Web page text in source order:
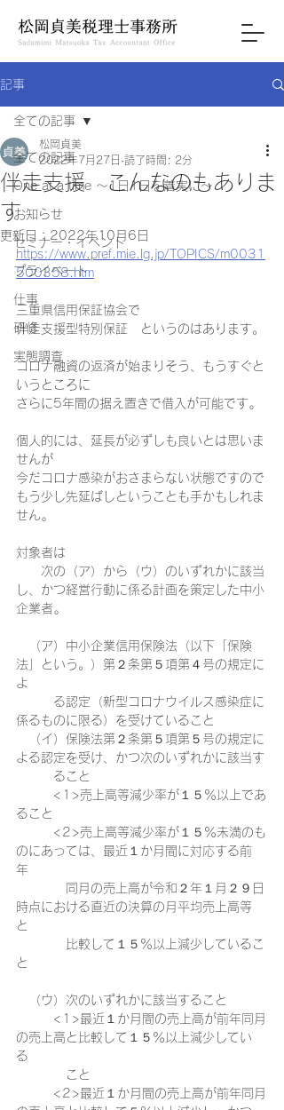
記事
全ての記事
One at a time ～1日1日を着実に～
お知らせ
セミナー・イベント
プライベート
仕事
研修
実態調査
全ての記事
伴走支援 こんなのもありま
す
松岡貞美
2022年7月27日 読了時間: 2分
更新日： 2022年10月6日
https://www.pref.mie.lg.jp/TOPICS/m0031
500358.htm
三重県信用保証協会で
伴走支援型特別保証　というのはあります。
コロナ融資の返済が始まりそう、もうすぐと
いうところに
さらに5年間の据え置きで借入が可能です｡
個人的には、延長が必ずしも良いとは思いま
せんが
今だコロナ感染がおさまらない状態ですので
もう少し先延ばしということも手かもしれま
せん｡
対象者は
次の（ア）から（ウ）のいずれかに該当
し、かつ経営行動に係る計画を策定した中小
企業者｡
（ア）中小企業信用保険法（以下「保険
法」という。）第２条第５項第４号の規定に
よ
る認定（新型コロナウイルス感染症に
係るものに限る）を受けていること
（イ）保険法第２条第５項第５号の規定に
よる認定を受け、かつ次のいずれかに該当す
ること
<1>売上高等減少率が１５％以上であ
ること
<2>売上高等減少率が１５％未満のも
のにあっては、最近１か月間に対応する前
年
同月の売上高が令和２年１月２９日
時点における直近の決算の月平均売上高等
と
比較して１５％以上減少しているこ
と
（ウ）次のいずれかに該当すること
<1>最近１か月間の売上高が前年同月
の売上高と比較して１５％以上減少してい
る
こと
<2>最近１か月間の売上高が前年同月